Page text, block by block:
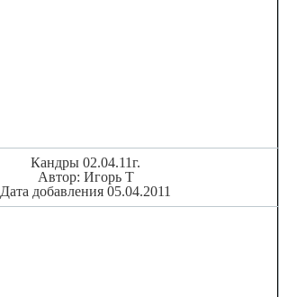
Кандры 02.04.11г.
Автор: Игорь Т
Дата добавления 05.04.2011